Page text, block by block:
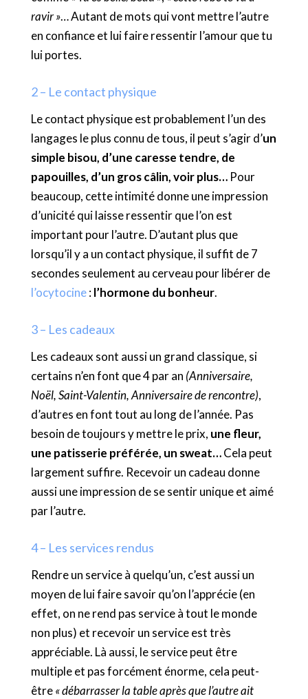
ravir »… Autant de mots qui vont mettre l’autre
en confiance et lui faire ressentir l’amour que tu
lui portes.
2 – Le contact physique
Le contact physique est probablement l’un des
langages le plus connu de tous, il peut s’agir d’un
simple bisou, d’une caresse tendre, de
papouilles, d’un gros câlin, voir plus…Pour
beaucoup, cette intimité donne une impression
d’unicité qui laisse ressentir que l’on est
important pour l’autre. D’autant plus que
lorsqu’il y a un contact physique, il suffit de 7
secondes seulement au cerveau pour libérer de
l’ocytocine:l’hormone du bonheur.
3 – Les cadeaux
Les cadeaux sont aussi un grand classique, si
certains n’en font que 4 par an (Anniversaire,
Noël, Saint-Valentin, Anniversaire de rencontre),
d’autres en font tout au long de l’année. Pas
besoin de toujours y mettre le prix, une fleur,
une patisserie préférée, un sweat…Cela peut
largement suffire. Recevoir un cadeau donne
aussi une impression de se sentir unique et aimé
par l’autre.
4 – Les services rendus
Rendre un service à quelqu’un, c’est aussi un
moyen de lui faire savoir qu’on l’apprécie (en
effet, on ne rend pas service à tout le monde
non plus) et recevoir un service est très
appréciable. Là aussi, le service peut être
multiple et pas forcément énorme, cela peut-
être« débarrasser la table après que l’autre ait